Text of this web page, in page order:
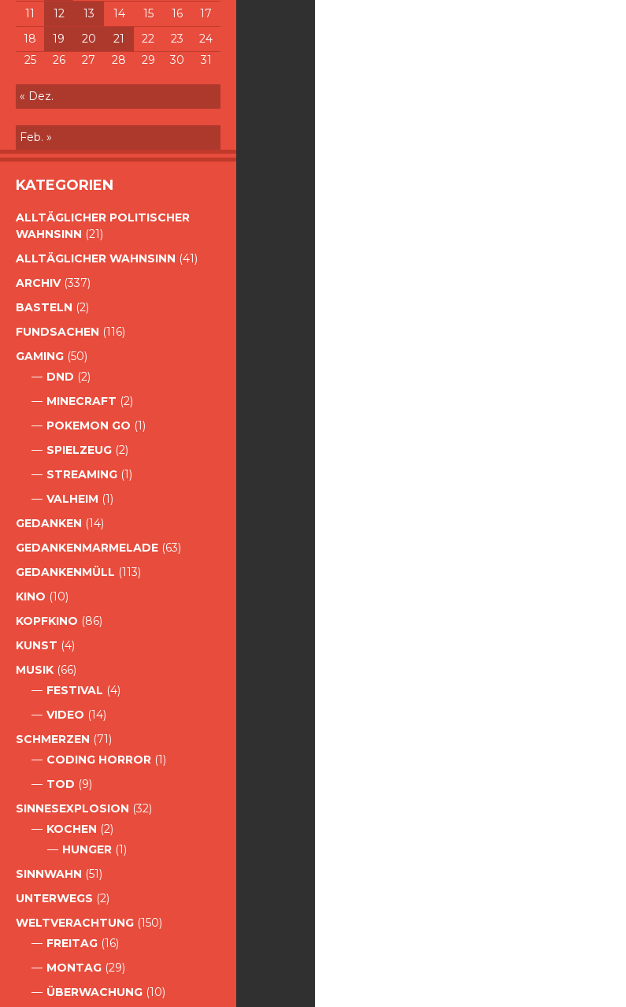
11
12 13 14 15 16
17
18
19 20 21 22 23
24
25
26 27 28 29 30 31
« Dez.
Feb. »
KATEGORIEN
ALLTÄGLICHER POLITISCHER
WAHNSINN (21)
ALLTÄGLICHER WAHNSINN (41)
ARCHIV(337)
BASTELN (2)
FUNDSACHEN (116)
GAMING (50)
DND (2)
MINECRAFT (2)
POKEMON GO (1)
SPIELZEUG (2)
STREAMING (1)
VALHEIM (1)
GEDANKEN (14)
GEDANKENMARMELADE (63)
GEDANKENMÜLL (113)
KINO (10)
KOPFKINO (86)
KUNST (4)
MUSIK (66)
FESTIVAL (4)
VIDEO (14)
SCHMERZEN (71)
CODING HORROR (1)
TOD (9)
SINNESEXPLOSION (32)
KOCHEN (2)
HUNGER (1)
SINNWAHN (51)
UNTERWEGS (2)
WELTVERACHTUNG (150)
FREITAG (16)
MONTAG (29)
ÜBERWACHUNG (10)